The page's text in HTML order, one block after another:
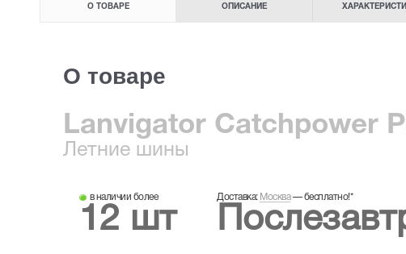
О ТОВАРЕ ОПИСАНИЕ
О товаре
Lanvigator Catchpower
Летние шины
в наличии более
12 шт
Доставка: Москва—бесплатно!*